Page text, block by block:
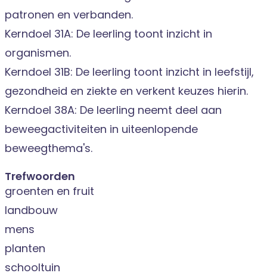
patronen en verbanden.
Kerndoel 31A: De leerling toont inzicht in
organismen.
Kerndoel 31B: De leerling toont inzicht in leefstijl,
gezondheid en ziekte en verkent keuzes hierin.
Kerndoel 38A: De leerling neemt deel aan
beweegactiviteiten in uiteenlopende
beweegthema's.
Trefwoorden
groenten en fruit
landbouw
mens
planten
schooltuin